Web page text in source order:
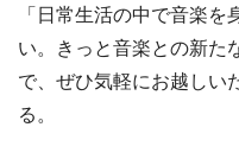
「日常生活の中で音楽
い。きっと音楽との新た
で、ぜひ気軽にお越しい
る。